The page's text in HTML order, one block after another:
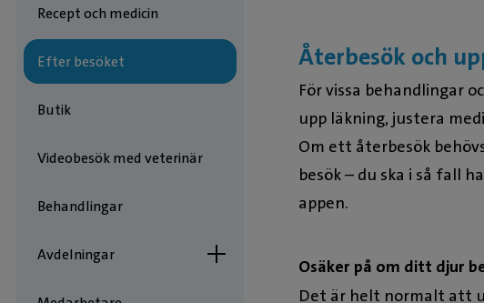
Recept och medicin
Efter besöket
Butik
Videobesök med veterinär
Behandlingar
Avdelningar
Återbesök och
För vissa behandlingar
upp läkning, justera
Om ett återbesök
besök – du ska i så fall
appen.
Osäker på om ditt djur
Det är helt normalt att